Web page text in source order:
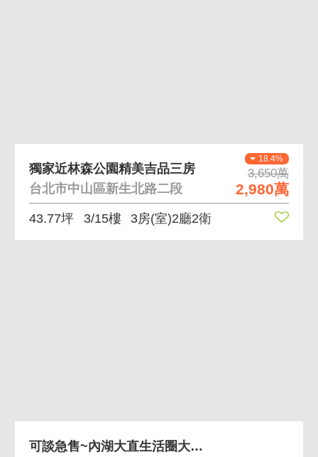
18.4%
3,650萬
2,980萬
獨家近林森公園精美吉品三房
台北市中山區新生北路二段
43.77坪 3/15樓 3房(室)2廳2衛
可談急售~內湖大直生活圈大空間廠辦